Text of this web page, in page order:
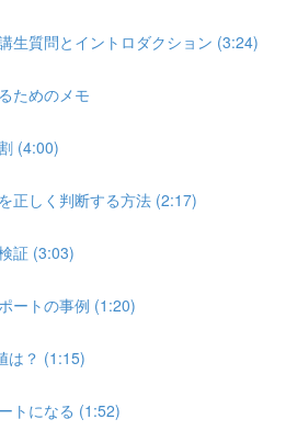
生質問とイントロダクション (3:24)
ためのメモ
(4:00)
正しく判断する方法 (2:17)
証 (3:03)
ートの事例 (1:20)
は？ (1:15)
トになる (1:52)